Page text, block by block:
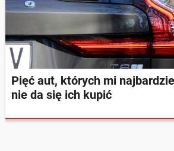
Pięć aut, których mi
nie da się ich kupić